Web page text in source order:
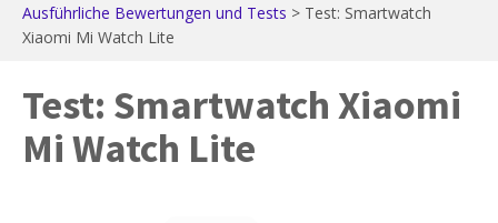
Ausführliche Bewertungen und Tests > Test: Smartwatch
Xiaomi Mi Watch Lite
Test: Smartwatch Xiaomi
Mi Watch Lite